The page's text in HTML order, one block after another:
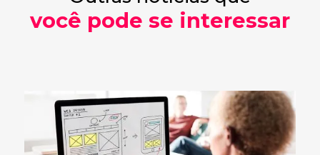
você pode se interessar